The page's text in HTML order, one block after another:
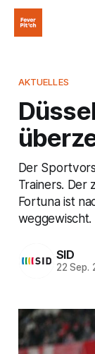
AKTUELLES
Der
Trainers.
Fortuna ist
weggewischt.
SID
22 Sep.